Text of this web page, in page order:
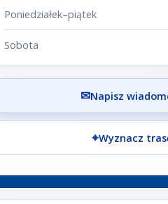
Poniedziałek–piątek
Sobota
✉Napisz
⌖Wyznacz